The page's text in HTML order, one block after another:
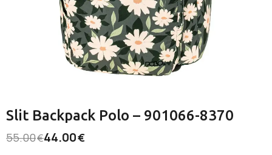
Slit Backpack Polo – 901066-8370
55.00€44.00€